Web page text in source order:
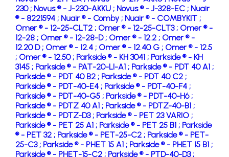
230 ; Novus ® - J-230-AKKU ; Novus ® - J-328-EC ; Nuair
® - 8221594 ; Nuair ® - Comby ; Nuair ® - COMBYKIT ;
Omer ® - 12-25-CLT2 ; Omer ® - 12-25-CLT3 ; Omer ® -
12-28 ; Omer ® - 12-28-D ; Omer ® - 12.2 ; Omer ® -
12.20 D ; Omer ® - 12.4 ; Omer ® - 12.40 G ; Omer ® - 12.5
; Omer ® - 12.50 ; Parkside ® - KH 3041 ; Parkside ® - KH
3145 ; Parkside ® - PAT-20-LI-A1 ; Parkside ® - PDT 40 A1 ;
Parkside ® - PDT 40 B2 ; Parkside ® - PDT 40 C2 ;
Parkside ® - PDT-40-E4 ; Parkside ® - PDT-40-F4 ;
Parkside ® - PDT-40-G5 ; Parkside ® - PDT-40-H6 ;
Parkside ® - PDTZ 40 A1 ; Parkside ® - PDTZ-40-B1 ;
Parkside ® - PDTZ-D3 ; Parkside ® - PET 23 VARIO ;
Parkside ® - PET 25 A1 ; Parkside ® - PET 25 B1 ; Parkside
® - PET 32 ; Parkside ® - PET-25-C2 ; Parkside ® - PET-
25-C3 ; Parkside ® - PHET 15 A1 ; Parkside ® - PHET 15 B1 ;
Parkside ® - PHET-15-C2 ; Parkside ® - PTD-40-D3 ;